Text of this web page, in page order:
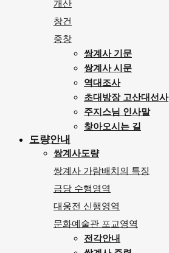
개산
창건
중창
쌍계사 기문
쌍계사 시문
역대조사
초대방장 고산대선사
주지스님 인사말
찾아오시는 길
도량안내
쌍계사도량
쌍계사 가람배치의 특징
금당 수행영역
대웅전 신행영역
문화예술관 포교영역
전각안내